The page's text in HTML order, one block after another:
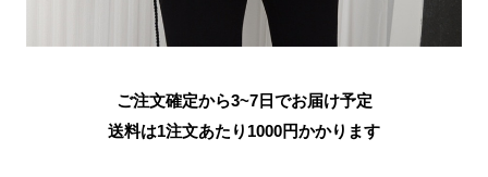
ご注文確定から3~7日でお届け予定
送料は1注文あたり 1000円かかります